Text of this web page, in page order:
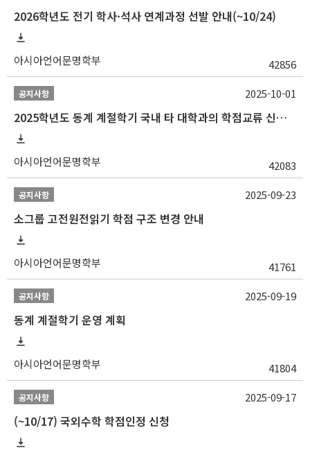
2026학년도 전기 학사·석사 연계과정 선발 안내(~10/24)
아시아언어문명학부 42856
공지사항
2025학년도 동계 계절학기 국내 타 대학과의 학점교류 신청 안내
아시아언어문명학부 42083
2025-10-01
공지사항
소그룹 고전원전읽기 학점 구조 변경 안내
아시아언어문명학부 41761
2025-09-23
공지사항
동계 계절학기 운영 계획
아시아언어문명학부 41804
2025-09-19
공지사항
(~10/17) 국외수학 학점인정 신청
2025-09-17